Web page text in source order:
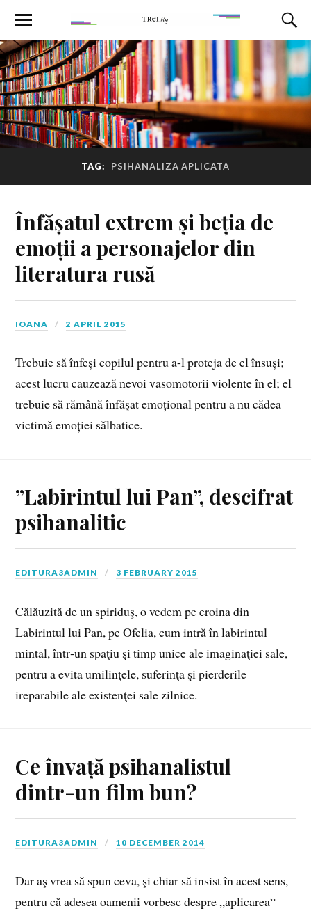
TAG: PSIHANALIZA APLICATA
Înfășatul extrem și beția de
emoții a personajelor din
literatura rusă
IOANA 2 APRIL 2015
Trebuie să înfeși copilul pentru a-l proteja de el însuși;
acest lucru cauzează nevoi vasomotorii violente în el; el
trebuie să rămână înfăşat emoțional pentru a nu cădea
victimă emoției sălbatice.
”Labirintul lui Pan”, descifrat
psihanalitic
EDITURA3ADMIN 3 FEBRUARY 2015
Călăuzită de un spiriduş, o vedem pe eroina din
Labirintul lui Pan, pe Ofelia, cum intră în labirintul
mintal, într‑un spaţiu şi timp unice ale imaginaţiei sale,
pentru a evita umilinţele, suferinţa şi pierderile
ireparabile ale existenţei sale zilnice.
Ce învață psihanalistul
dintr-un film bun?
EDITURA3ADMIN 10 DECEMBER 2014
Dar aş vrea să spun ceva, şi chiar să insist în acest sens,
pentru că adesea oamenii vorbesc despre „aplicarea“